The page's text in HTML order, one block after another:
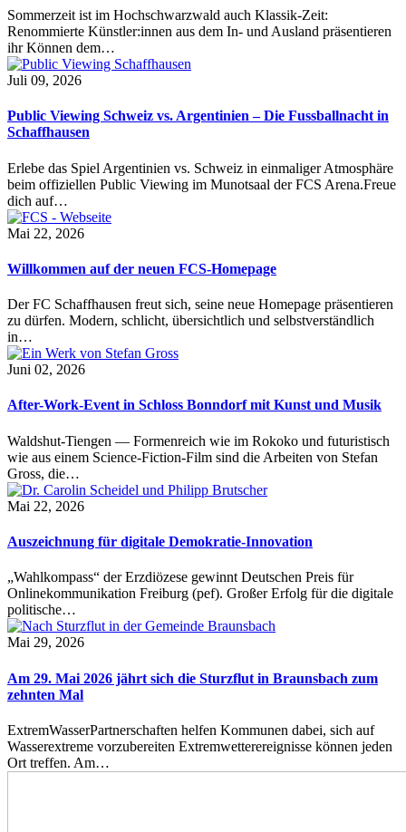
Sommerzeit ist im Hochschwarzwald auch Klassik-Zeit:
Renommierte Künstler:innen aus dem In- und Ausland präsentieren
ihr Können dem…
Juli 09, 2026
Public Viewing Schweiz vs. Argentinien – Die Fussballnacht in
Schaffhausen
Erlebe das Spiel Argentinien vs. Schweiz in einmaliger Atmosphäre
beim offiziellen Public Viewing im Munotsaal der FCS Arena.Freue
dich auf…
Mai 22, 2026
Willkommen auf der neuen FCS-Homepage
Der FC Schaffhausen freut sich, seine neue Homepage präsentieren
zu dürfen. Modern, schlicht, übersichtlich und selbstverständlich
in…
Juni 02, 2026
After-Work-Event in Schloss Bonndorf mit Kunst und Musik
Waldshut-Tiengen — Formenreich wie im Rokoko und futuristisch
wie aus einem Science-Fiction-Film sind die Arbeiten von Stefan
Gross, die…
Mai 22, 2026
Auszeichnung für digitale Demokratie-Innovation
„Wahlkompass“ der Erzdiözese gewinnt Deutschen Preis für
Onlinekommunikation Freiburg (pef). Großer Erfolg für die digitale
politische…
Mai 29, 2026
Am 29. Mai 2026 jährt sich die Sturzflut in Braunsbach zum
zehnten Mal
ExtremWasserPartnerschaften helfen Kommunen dabei, sich auf
Wasserextreme vorzubereiten Extremwetterereignisse können jeden
Ort treffen. Am…